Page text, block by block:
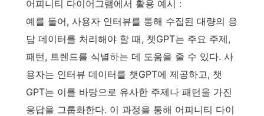
어피니티 다이어그램에서 활용 예시 :
예를 들어, 사용자 인터뷰를 통해 수집된 대량의 응
답 데이터를 처리해야 할 때, 챗GPT는 주요 주제,
패턴, 트렌드를 식별하는 데 도움을 줄 수 있다. 사
용자는 인터뷰 데이터를 챗GPT에 제공하고, 챗
GPT는 이를 바탕으로 유사한 주제나 패턴을 가진
응답을 그룹화한다. 이 과정을 통해 어피니티 다이